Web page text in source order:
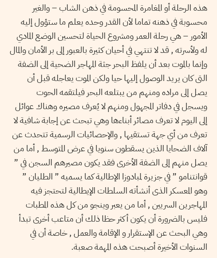
هذه الرحلة أو المغامرة المحسومة في ذهن الشاب – والغير
محسوبة في ذهنه تماما لأن القدر وحده يعلم ما ستؤول إليه
الأمور – هي رحلة العمر ومشروع الحياة لتحسين الوضع المادي
له ولأسرته , قد لا تنتهي في أحيان كثيرة بالعبور إلى بر الأمان والمال
وإنما بالموت بعد أن يلفظ البحر جثة المهاجر الضحية إلى الضفة
التى كان يريد الوصول إليها حيا ولكن الموت يعاجله قبل أن
يصل إلى مراده ومنهم من يبتلعه البحر فيلتقمه الحوت
ويسجل في دفاتر المجهول ومنهم لا يُعرف مصيره وهناك عوائل
إلى اليوم لا تعرف مصائر أبناءها وهي تبحث عن إجابة شافية لا
تعرف من أي جهة تستقيها , والإحصائيات الرسمية تتحدث عن
آلاف الضحايا الذين يسقطون سنويا في عرض المتوسط , أما من
يصل منهم إلى الضفة الأخرى فقد يكون مصيرهم السجن في ”
قوانتنامو ” في جزيرة لمبادوزا الإطالية كما يسميه ” الطليان ”
وهو المعسكر الذى أنشأته السلطات الإيطالية لتحتجز فيه
المهاجرين السريين , أما من يعبر وينجو من كل هذه المطبات
فليس بالضرورة أن يكون أكثر حظا ذلك أن متاعب أخرى تبدأ
وهي البحث عن الإستقرار و الإقامة والعمل , خاصة أن في
السنوات الأخيرة أصبحت هذه المهمة صعبة.